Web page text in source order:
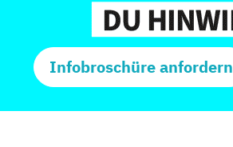
Infobroschüre anfordern